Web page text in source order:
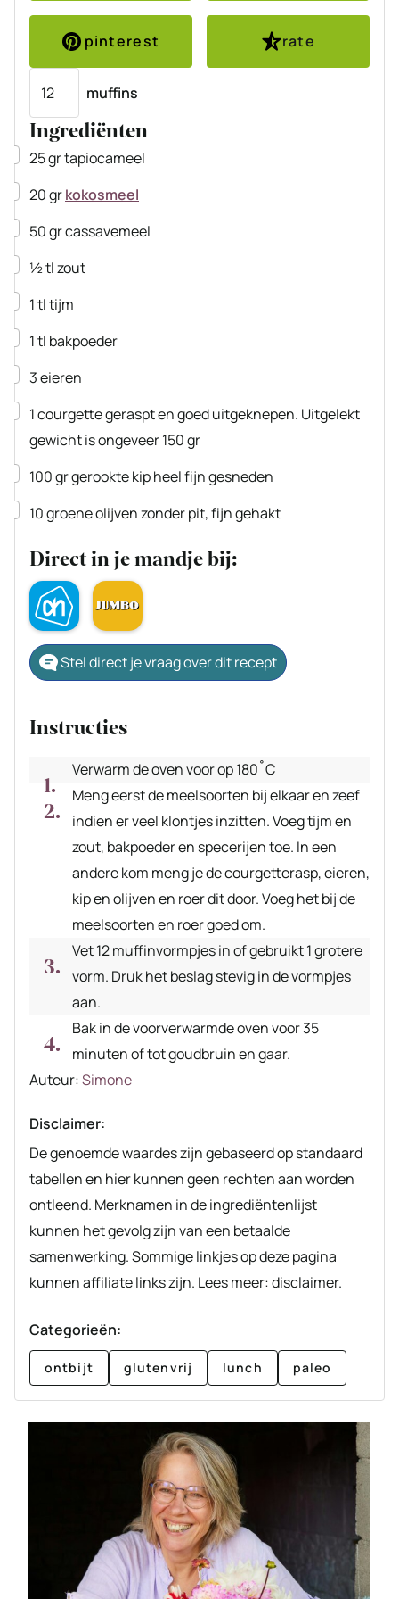
pinterest
rate
muffins
Ingrediënten
▢
25grtapiocameel
▢
20grkokosmeel
▢
50grcassavemeel
▢
½tlzout
▢
1tltijm
▢
1tl bakpoeder
▢
3eieren
▢
1courgette geraspt en goed uitgeknepen. Uitgelekt
gewicht is ongeveer 150 gr
▢
100grgerookte kipheel fijn gesneden
▢
10groene olijvenzonder pit, fijn gehakt
Direct in je mandje bij:
Stel direct je vraag over dit recept
Instructies
Verwarm de oven voor op 180˚C
Meng eerst de meelsoorten bij elkaar en zeef
indien er veel klontjes inzitten. Voeg tijm en
zout, bakpoeder en specerijen toe. In een
andere kom meng je de courgetterasp, eieren,
kip en olijven en roer dit door. Voeg het bij de
meelsoorten en roer goed om.
Vet 12 muffinvormpjes in of gebruikt 1 grotere
vorm. Druk het beslag stevig in de vormpjes
aan.
Bak in de voorverwarmde oven voor 35
minuten of tot goudbruin en gaar.
Auteur
Auteur:Simone
Disclaimer:
De genoemde waardes zijn gebaseerd op standaard
tabellen en hier kunnen geen rechten aan worden
ontleend. Merknamen in de ingrediëntenlijst
kunnen het gevolg zijn van een betaalde
samenwerking. Sommige linkjes op deze pagina
kunnen affiliate links zijn. Lees meer: disclaimer.
Categorieën:
ontbijt glutenvrij lunch paleo